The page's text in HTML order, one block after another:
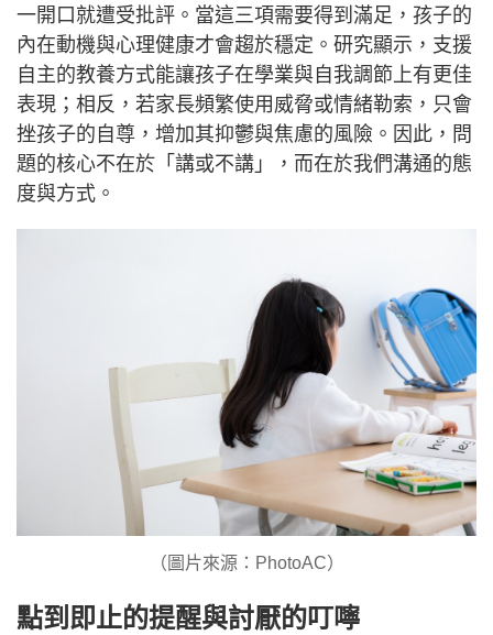
一開口就遭受批評。當這三項需要得到滿足，孩子的
內在動機與心理健康才會趨於穩定。研究顯示，支援
自主的教養方式能讓孩子在學業與自我調節上有更佳
表現；相反，若家長頻繁使用威脅或情緒勒索，只會
挫孩子的自尊，增加其抑鬱與焦慮的風險。因此，問
題的核心不在於「講或不講」，而在於我們溝通的態
度與方式。
（圖片來源：PhotoAC）
點到即止的提醒與討厭的叮嚀